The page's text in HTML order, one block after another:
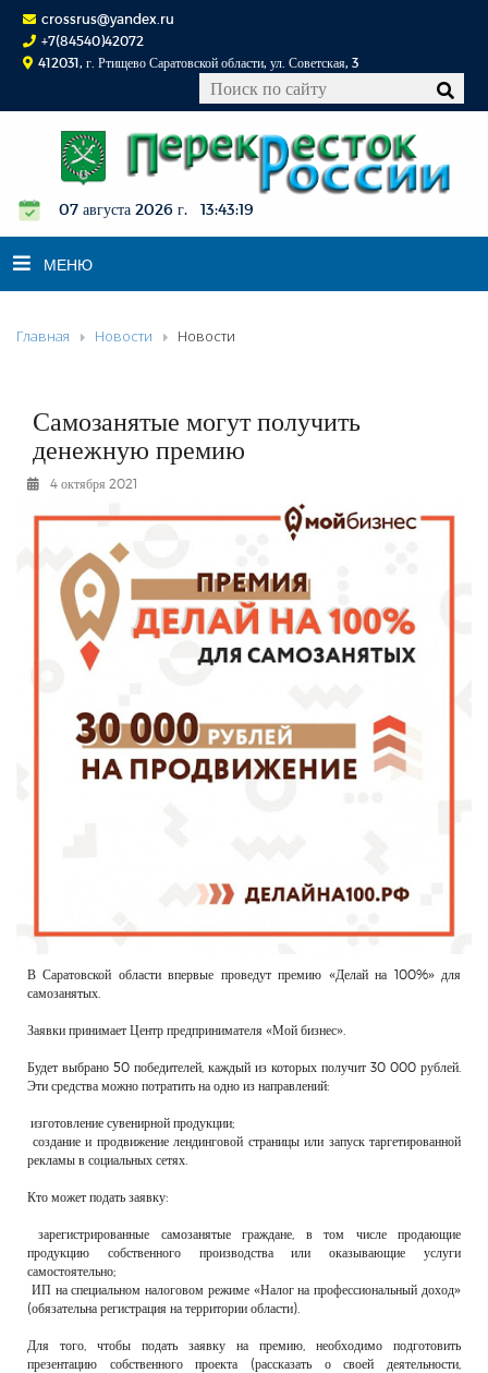
crossrus@yandex.ru
+7(84540)42072
412031, г. Ртищево Саратовской области, ул. Советская, 3
07 августа 2026 г. 13:43:20
МЕНЮ
НОВОСТИ
К СВЕДЕНИЮ
КОНКУРСЫ
ФОТОРЕПОРТАЖИ
РЕКЛАМОДАТЕЛЯМ
ОБЪЯВЛЕНИЯ
КОНТАКТЫ
Главная Новости Новости
Самозанятые могут получить
денежную премию
4 октября 2021
В Саратовской области впервые проведут премию «Делай на 100%» для
самозанятых.
Заявки принимает Центр предпринимателя «Мой бизнес».
Будет выбрано 50 победителей, каждый из которых получит 30 000 рублей.
Эти средства можно потратить на одно из направлений:
изготовление сувенирной продукции;
создание и продвижение лендинговой страницы или запуск таргетированной
рекламы в социальных сетях.
Кто может подать заявку:
зарегистрированные самозанятые граждане, в том числе продающие
продукцию собственного производства или оказывающие услуги
самостоятельно;
ИП на специальном налоговом режиме «Налог на профессиональный доход»
(обязательна регистрация на территории области).
Для того, чтобы подать заявку на премию, необходимо подготовить
презентацию собственного проекта (рассказать о своей деятельности,